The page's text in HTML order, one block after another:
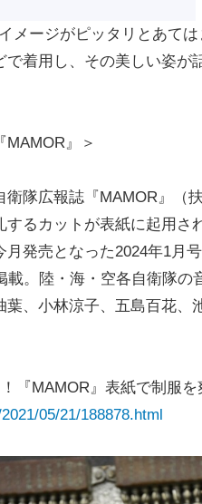
メージがピッタリとあて
着用し、その美しい姿
MAMOR』＞
隊広報誌『MAMOR』（
るカットが表紙に起用
発売となった2024年1月
載。陸・海・空各自衛隊
、小林涼子、五島百花、
『MAMOR』表紙で制服を
05/21/188878.html